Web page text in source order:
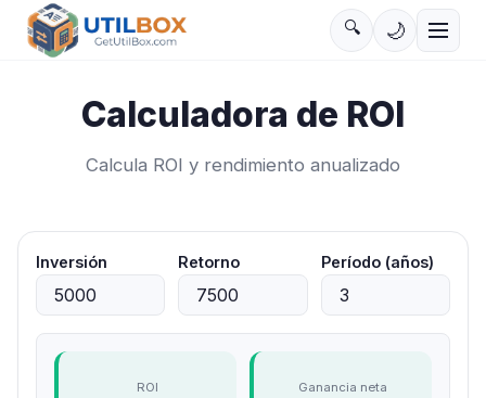
🔍 🌙
Calculadora de ROI
Calcula ROI y rendimiento anualizado
Inversión Retorno Período (años)
ROI Ganancia neta